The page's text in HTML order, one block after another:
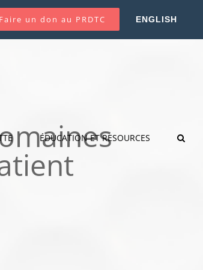
Faire un don au PRDTC ENGLISH
ÉDUCATION ET RESOURCES